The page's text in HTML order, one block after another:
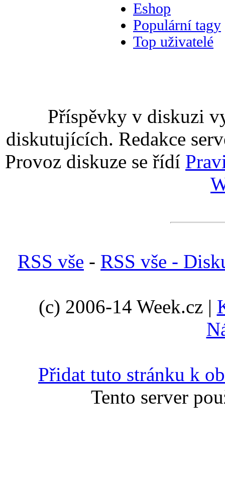
Eshop
Populární tagy
Top uživatelé
Příspěvky v diskuzi
diskutujících. Redakce
Provoz diskuze se řídí
RSS vše - RSS vše -
(c) 2006-14 Week.cz |
Přidat tuto stránku k
Tento server